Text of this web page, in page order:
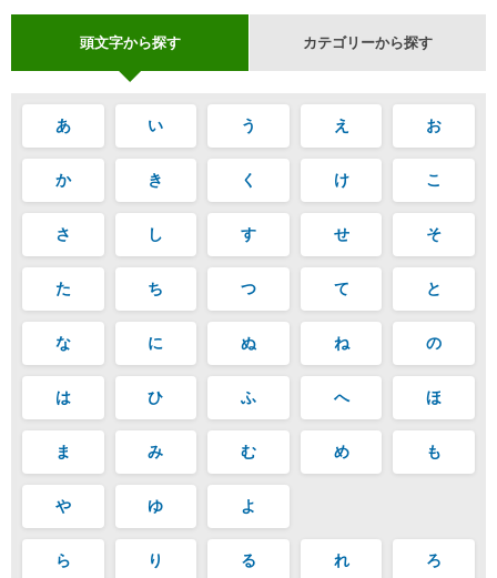
頭文字から探す カテゴリーから探す
あ い う え お
か き く け こ
さ し す せ そ
た ち つ て と
な に ぬ ね の
は ひ ふ へ ほ
ま み む め も
や ゆ よ
ら り る れ ろ